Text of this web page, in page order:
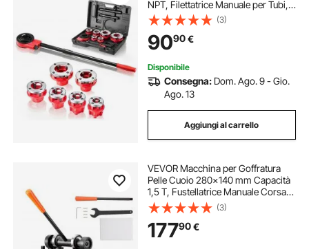
NPT, Filettatrice Manuale per Tubi,
Impugnatura Comoda, Set Portatile
con Valigetta per Installazione e
Riparazione Idraulica
(3)
9090€
Disponibile
Consegna: Dom. Ago. 9 - Gio.
Ago. 13
Aggiungi al carrello
VEVOR Macchina per Goffratura
Pelle Cuoio 280x140 mm Capacità
1,5 T, Fustellatrice Manuale Corsa
Regolabile 12 mm Perforatrice
Goffratura Manuale per Pelle Carta
Espanso Plastica Gomma Vari
Materiali
(3)
17790€